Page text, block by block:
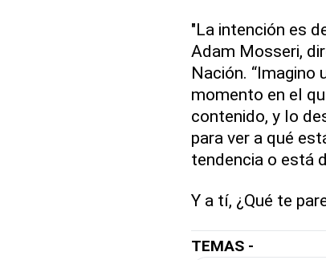
"La intención es
Adam Mosseri,
Nación. “Imagino
momento en el
contenido, y lo
para ver a qué
tendencia o está
Y a tí, ¿Qué te
TEMAS -